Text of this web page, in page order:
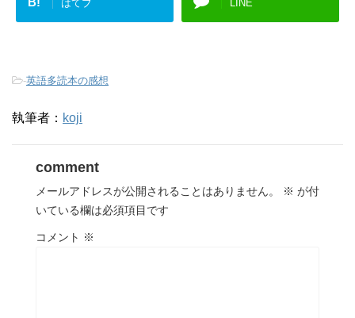
はてブ LINE
-英語多読本の感想
執筆者： koji
comment
メールアドレスが公開されることはありません。 ※ が付
いている欄は必須項目です
コメント ※